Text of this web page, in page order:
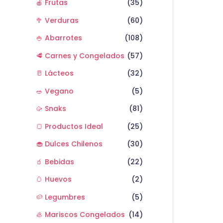
🍎 Frutas
(35)
🥦 Verduras
(60)
🍚 Abarrotes
(108)
🥩 Carnes y Congelados (57)
🥛 Lácteos
(32)
🥗 Vegano
(5)
🥠 Snaks
(81)
🍞 Productos Ideal
(25)
🧁 Dulces Chilenos
(30)
🧃 Bebidas
(22)
🥚 Huevos
(2)
🥔 Legumbres
(5)
🦪 Mariscos Congelados (14)